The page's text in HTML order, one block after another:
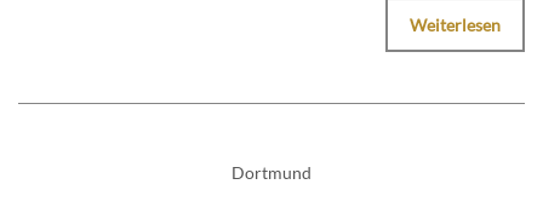
Weiterlesen
Dortmund